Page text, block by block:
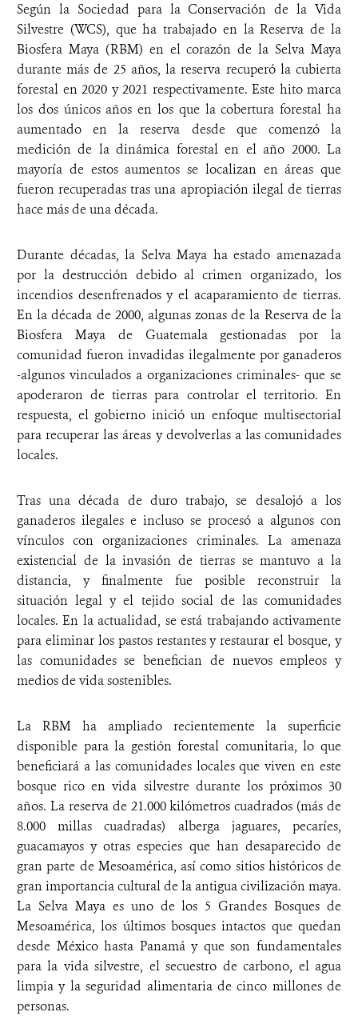
Según la Sociedad para la Conservación de la Vida
Silvestre (WCS), que ha trabajado en la Reserva de la
Biosfera Maya (RBM) en el corazón de la Selva Maya
durante más de 25 años, la reserva recuperó la cubierta
forestal en 2020 y 2021 respectivamente. Este hito marca
los dos únicos años en los que la cobertura forestal ha
aumentado en la reserva desde que comenzó la
medición de la dinámica forestal en el año 2000. La
mayoría de estos aumentos se localizan en áreas que
fueron recuperadas tras una apropiación ilegal de tierras
hace más de una década.
Durante décadas, la Selva Maya ha estado amenazada
por la destrucción debido al crimen organizado, los
incendios desenfrenados y el acaparamiento de tierras.
En la década de 2000, algunas zonas de la Reserva de la
Biosfera Maya de Guatemala gestionadas por la
comunidad fueron invadidas ilegalmente por ganaderos
-algunos vinculados a organizaciones criminales- que se
apoderaron de tierras para controlar el territorio. En
respuesta, el gobierno inició un enfoque multisectorial
para recuperar las áreas y devolverlas a las comunidades
locales.
Tras una década de duro trabajo, se desalojó a los
ganaderos ilegales e incluso se procesó a algunos con
vínculos con organizaciones criminales. La amenaza
existencial de la invasión de tierras se mantuvo a la
distancia, y finalmente fue posible reconstruir la
situación legal y el tejido social de las comunidades
locales. En la actualidad, se está trabajando activamente
para eliminar los pastos restantes y restaurar el bosque, y
las comunidades se benefician de nuevos empleos y
medios de vida sostenibles.
La RBM ha ampliado recientemente la superficie
disponible para la gestión forestal comunitaria, lo que
beneficiará a las comunidades locales que viven en este
bosque rico en vida silvestre durante los próximos 30
años. La reserva de 21.000 kilómetros cuadrados (más de
8.000 millas cuadradas) alberga jaguares, pecaríes,
guacamayos y otras especies que han desaparecido de
gran parte de Mesoamérica, así como sitios históricos de
gran importancia cultural de la antigua civilización maya.
La Selva Maya es uno de los 5 Grandes Bosques de
Mesoamérica, los últimos bosques intactos que quedan
desde México hasta Panamá y que son fundamentales
para la vida silvestre, el secuestro de carbono, el agua
limpia y la seguridad alimentaria de cinco millones de
personas.